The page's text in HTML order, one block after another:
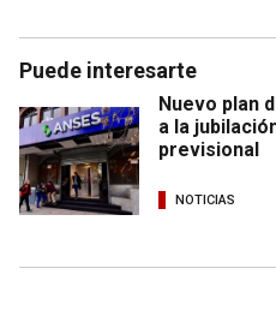
Puede interesarte
Nuevo plan
a la
previsional
NOTICIAS